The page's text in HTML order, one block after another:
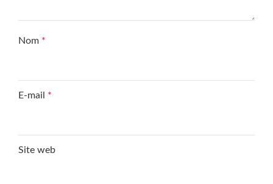
Nom *
E-mail *
Site web